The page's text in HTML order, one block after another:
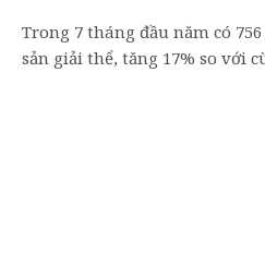
Trong 7 tháng đầu năm có
sản giải thể, tăng 17% so với